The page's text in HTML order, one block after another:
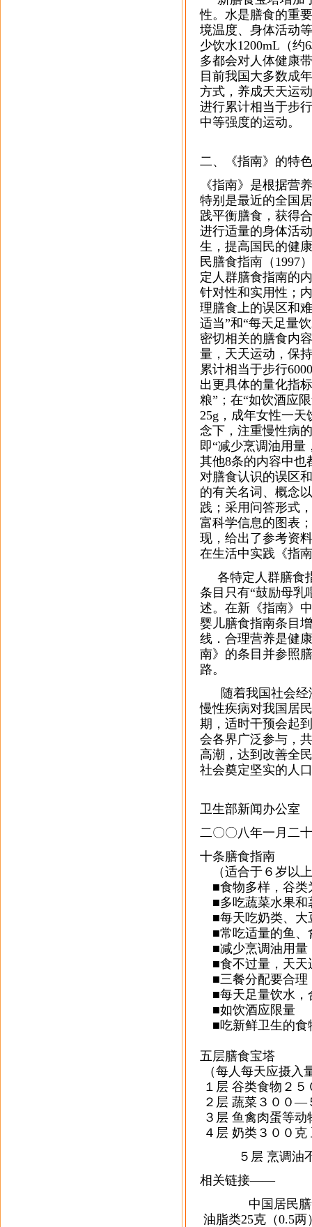
性。水是膳食的重
境温度、身体活动
少饮水1200mL（
多都会对人体健康
目前我国大多数成
方式，养成天天运
进行累计相当于步
中等强度的运动。
二、《指南》的特色
《指南》是根据营
特别是最近的全国
践平衡膳食，获得
进行适量的身体活
生，提高国民的健
民膳食指南（1997
定人群膳食指南的
针对性和实用性；
理膳食上的误区和
适当”和“每天足量
密切相关的膳食内
量，天天运动，保
累计相当于步行
出更具体的量化指
粮”；在“如饮酒应
25g，成年女性一天
念下，注重慢性病
即“减少烹调油用量
其他8条的内容中也
对膳食认识的误区
的有关名词、概念
践；采用问答形式
富科学信息的图表
现，给出了参考资
在生活中实践《指
各特定人群膳食
条目只有“鼓励母乳
述。在新《指南》
婴儿膳食指南条目
线． 合理营养是健
南》的条目并参照
路。
随着我国社会经
慢性疾病对我国居
期，适时干预会起
会各界广泛参与，
高潮，达到改善全
社会奠定坚实的人
卫生部新闻办公室
二〇〇八年一月二
十条膳食指南
（适合于６岁以
■食物多样，谷类
■多吃蔬菜水果和
■每天吃奶类、大
■常吃适量的鱼、
■减少烹调油用量
■食不过量，天天
■三餐分配要合理
■每天足量饮水，
■如饮酒应限量
■吃新鲜卫生的食
五层膳食宝塔
（每人每天应摄入
１层 谷类食物２
２层 蔬菜３００—
３层 鱼禽肉蛋等
４层 奶类３００
５层 烹调油不
相关链接——
中国居民膳食
油脂类25克（0.5两